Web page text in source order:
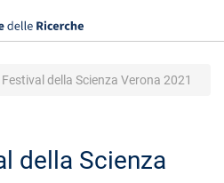
Festival della Scienza Verona 2021
della Scienza